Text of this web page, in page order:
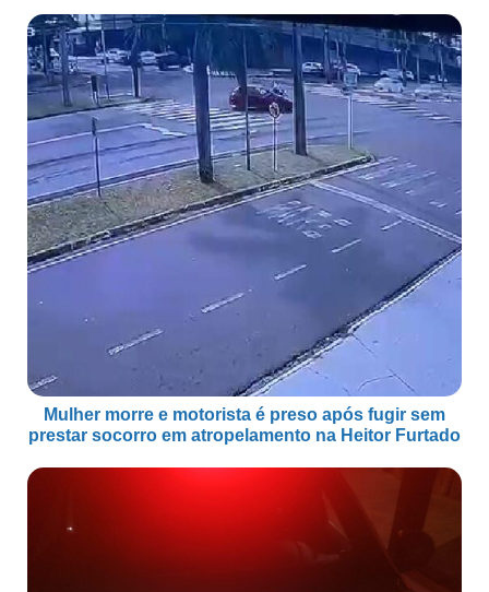
Mulher morre e motorista é preso após fugir sem
prestar socorro em atropelamento na Heitor Furtado